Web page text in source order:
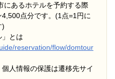
にあるホテルを予約する際
点分です。(1点=1円に
)
とは
reservation/flow/domtour
個人情報の保護は遷移先サイ